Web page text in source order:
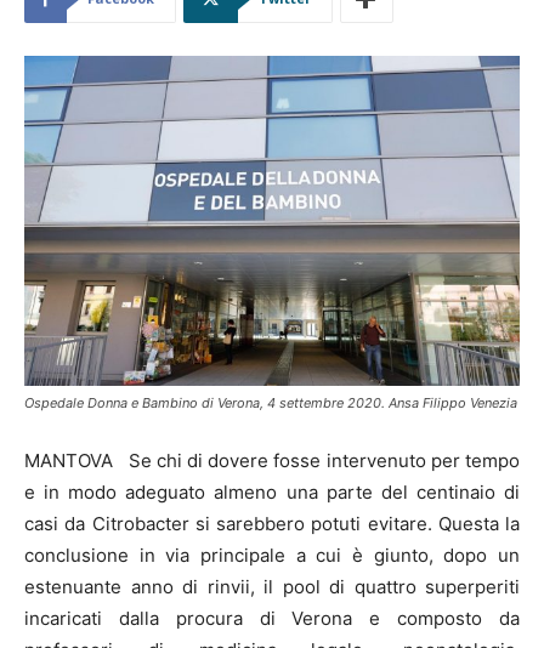
Ospedale Donna e Bambino di Verona, 4 settembre 2020. Ansa Filippo Venezia
MANTOVA Se chi di dovere fosse intervenuto per tempo
e in modo adeguato almeno una parte del centinaio di
casi da Citrobacter si sarebbero potuti evitare. Questa la
conclusione in via principale a cui è giunto, dopo un
estenuante anno di rinvii, il pool di quattro superperiti
incaricati dalla procura di Verona e composto da